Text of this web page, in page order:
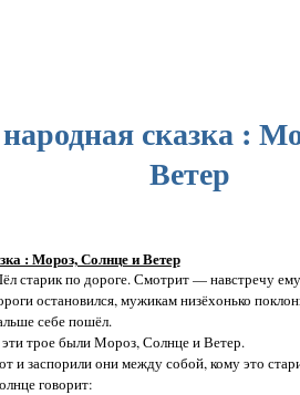
сказка :
Ветер
: Мороз, Солнце и Ветер
старик по дороге. Смотрит — навстречу
остановился, мужикам низёхонько
себе пошёл.
трое были Мороз, Солнце и Ветер.
и заспорили они между собой, кому это
говорит: